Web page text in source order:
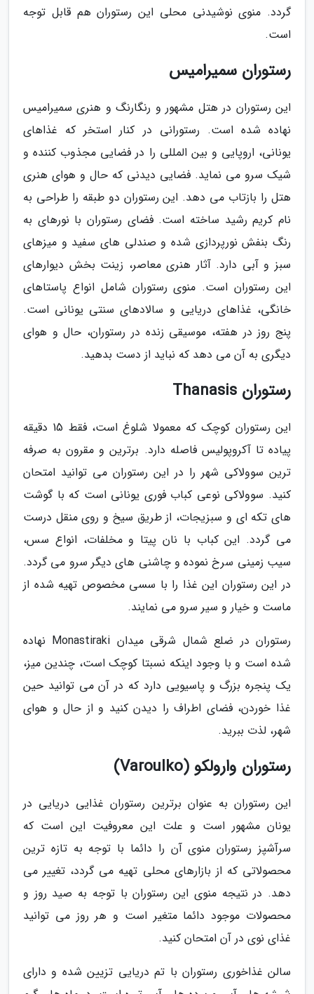
گردد. منوی نوشیدنی محلی این رستوران هم قابل توجه
است.
رستوران سمیرامیس
این رستوران در هتل مشهور و رنگارنگ و هنری سمیرامیس
نهاده شده است. رستورانی در کنار استخر که غذاهای
یونانی، اروپایی و بین المللی را در فضایی مجذوب کننده و
شیک سرو می نماید. فضایی دیدنی که حال و هوای هنری
هتل را بازتاب می دهد. این رستوران دو طبقه را طراحی به
نام کریم رشید ساخته است. فضای رستوران با نورهای به
رنگ بنفش نورپردازی شده و صندلی های سفید و میزهای
سبز و آبی دارد. آثار هنری معاصر، زینت بخش دیوارهای
این رستوران است. منوی رستوران شامل انواع پاستاهای
خانگی، غذاهای دریایی و سالادهای سنتی یونانی است.
پنج روز در هفته، موسیقی زنده در رستوران، حال و هوای
دیگری به آن می دهد که نباید از دست بدهید.
رستوران Thanasis
این رستوران کوچک که معمولا شلوغ است، فقط 15 دقیقه
پیاده تا آکروپولیس فاصله دارد. برترین و مقرون به صرفه
ترین سوولاکی شهر را در این رستوران می توانید امتحان
کنید. سوولاکی نوعی کباب فوری یونانی است که با گوشت
های تکه ای و سبزیجات، از طریق سیخ و روی منقل درست
می گردد. این کباب با نان پیتا و مخلفات، انواع سس،
سیب زمینی سرخ نموده و چاشنی های دیگر سرو می گردد.
در این رستوران این غذا را با سسی مخصوص تهیه شده از
ماست و خیار و سیر سرو می نمایند.
رستوران در ضلع شمال شرقی میدان Monastiraki نهاده
شده است و با وجود اینکه نسبتا کوچک است، چندین میز،
یک پنجره بزرگ و پاسیویی دارد که در آن می توانید حین
غذا خوردن، فضای اطراف را دیدن کنید و از حال و هوای
شهر، لذت ببرید.
رستوران وارولکو (Varoulko)
این رستوران به عنوان برترین رستوران غذایی دریایی در
یونان مشهور است و علت این معروفیت این است که
سرآشپز رستوران منوی آن را دائما با توجه به تازه ترین
محصولاتی که از بازارهای محلی تهیه می گردد، تغییر می
دهد. در نتیجه منوی این رستوران با توجه به صید روز و
محصولات موجود دائما متغیر است و هر روز می توانید
غذای نوی در آن امتحان کنید.
سالن غذاخوری رستوران با تم دریایی تزیین شده و دارای